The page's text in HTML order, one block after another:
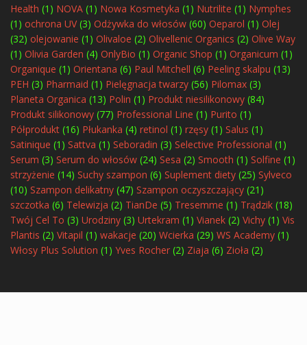
Health (1) NOVA (1) Nowa Kosmetyka (1) Nutrilite (1) Nymphes
(1) ochrona UV(3) Odżywka do włosów (60) Oeparol (1) Olej
(32) olejowanie (1) Olivaloe (2) Olivellenic Organics (2) Olive Way
(1) Olivia Garden (4) OnlyBio (1) Organic Shop (1) Organicum (1)
Organique (1) Orientana (6) Paul Mitchell (6) Peeling skalpu (13)
PEH (3) Pharmaid (1) Pielęgnacja twarzy (56) Pilomax (3)
Planeta Organica (13) Polin (1) Produkt niesilikonowy (84)
Produkt silikonowy (77) Professional Line (1) Purito (1)
Półprodukt (16) Płukanka (4) retinol (1) rzęsy (1) Salus (1)
Satinique (1) Sattva (1) Seboradin (3) Selective Professional (1)
Serum (3) Serum do włosów (24) Sesa (2) Smooth (1) Solfine (1)
strzyżenie (14) Suchy szampon (6) Suplement diety (25) Sylveco
(10) Szampon delikatny (47) Szampon oczyszczający (21)
szczotka (6) Telewizja (2) TianDe (5) Tresemme (1) Trądzik (18)
Twój Cel To (3) Urodziny (3) Urtekram (1) Vianek (2) Vichy (1) Vis
Plantis (2) Vitapil (1) wakacje (20) Wcierka (29) WS Academy (1)
Włosy Plus Solution (1) Yves Rocher (2) Ziaja (6) Zioła (2)